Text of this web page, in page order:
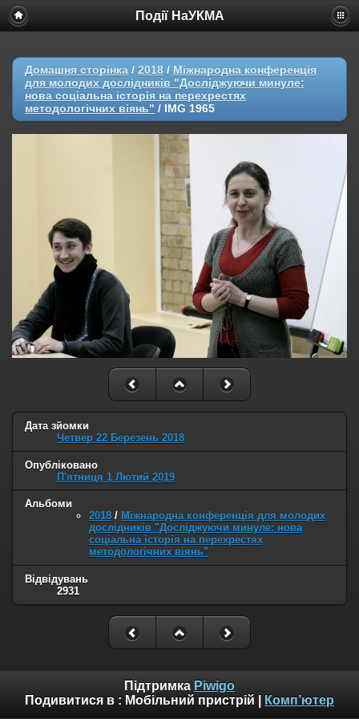
Події НаУКМА
Домашня сторінка / 2018 / Міжнародна конференція
для молодих дослідників "Досліджуючи минуле:
нова соціальна історія на перехрестях
методологічних віянь" / IMG 1965
Дата зйомки
Четвер 22 Березень 2018
Опубліковано
П'ятниця 1 Лютий 2019
Альбоми
2018 / Міжнародна конференція для молодих
дослідників "Досліджуючи минуле: нова
соціальна історія на перехрестях
методологічних віянь"
Відвідувань
2931
Підтримка Piwigo
Подивитися в : Мобільний пристрій Комп’ютер